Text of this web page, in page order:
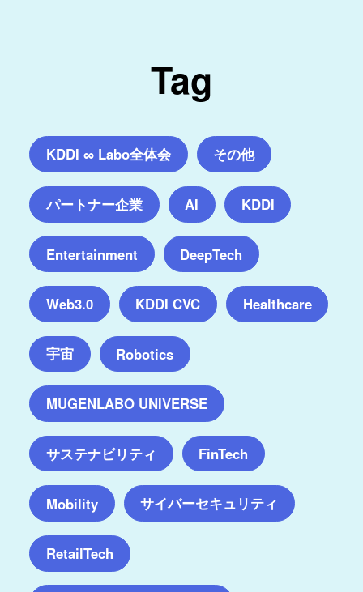
Tag
KDDI ∞ Labo全体会 その他
パートナー企業 AI KDDI
Entertainment DeepTech
Web3.0 KDDI CVC Healthcare
宇宙 Robotics
MUGENLABO UNIVERSE
サステナビリティ FinTech
Mobility サイバーセキュリティ
RetailTech